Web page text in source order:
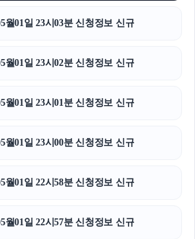
월01일 23시03분 신청정보 신규
월01일 23시02분 신청정보 신규
월01일 23시01분 신청정보 신규
월01일 23시00분 신청정보 신규
월01일 22시58분 신청정보 신규
월01일 22시57분 신청정보 신규